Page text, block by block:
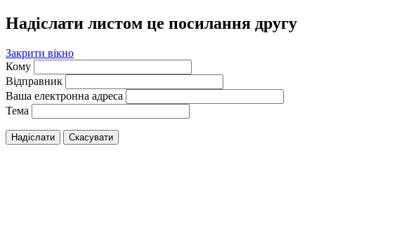
Надіслати листом це посилання другу
Закрити вікно
Кому
Відправник
Ваша електронна адреса
Тема
Надіслати Скасувати